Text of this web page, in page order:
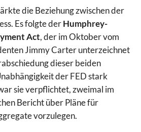
die Beziehung zwischen der
Es folgte derHumphrey-
Act, der im Oktober vom
Jimmy Carter unterzeichnet
dieser beiden
der FED stark
sie verpflichtet, zweimal im
Bericht über Pläne für
vorzulegen.